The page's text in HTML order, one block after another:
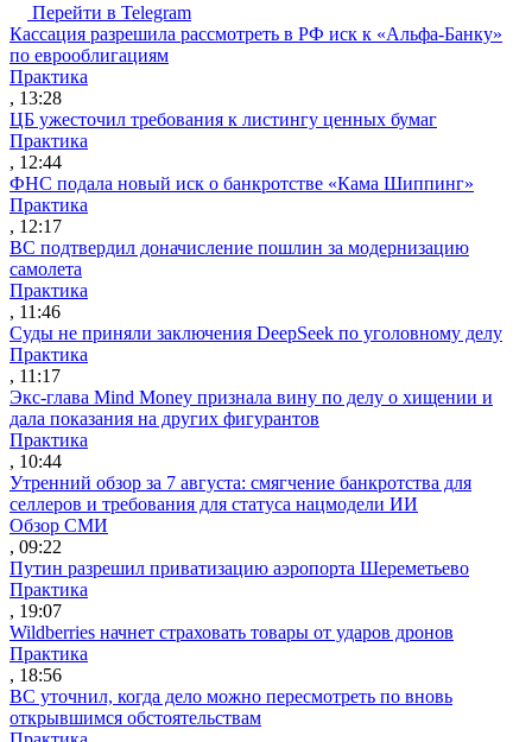
Перейти в Telegram
Кассация разрешила рассмотреть в РФ иск к «Альфа-Банку»
по еврооблигациям
Практика
, 13:28
ЦБ ужесточил требования к листингу ценных бумаг
Практика
, 12:44
ФНС подала новый иск о банкротстве «Кама Шиппинг»
Практика
, 12:17
ВС подтвердил доначисление пошлин за модернизацию
самолета
Практика
, 11:46
Суды не приняли заключения DeepSeek по уголовному делу
Практика
, 11:17
Экс-глава Mind Money признала вину по делу о хищении и
дала показания на других фигурантов
Практика
, 10:44
Утренний обзор за 7 августа: смягчение банкротства для
селлеров и требования для статуса нацмодели ИИ
Обзор СМИ
, 09:22
Путин разрешил приватизацию аэропорта Шереметьево
Практика
, 19:07
Wildberries начнет страховать товары от ударов дронов
Практика
, 18:56
ВС уточнил, когда дело можно пересмотреть по вновь
открывшимся обстоятельствам